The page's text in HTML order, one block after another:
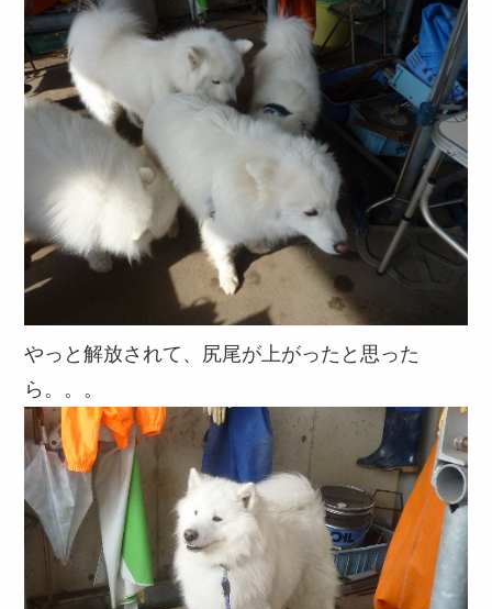
やっと解放されて、尻尾が上がったと思った
ら。。。